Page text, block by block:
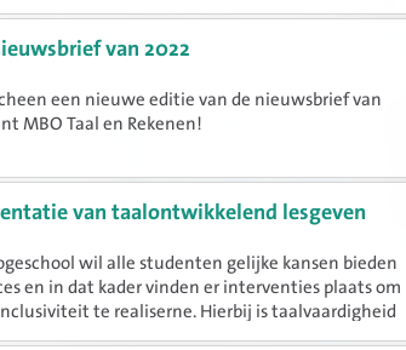
van 2022
een nieuwe editie van de nieuwsbrief van
MBO Taal en Rekenen!
van taalontwikkelend lesgeven
wil alle studenten gelijke kansen bieden
en in dat kader vinden er interventies plaats om
te realiserne. Hierbij is taalvaardigheid
onderbelicht gebleven. Het...